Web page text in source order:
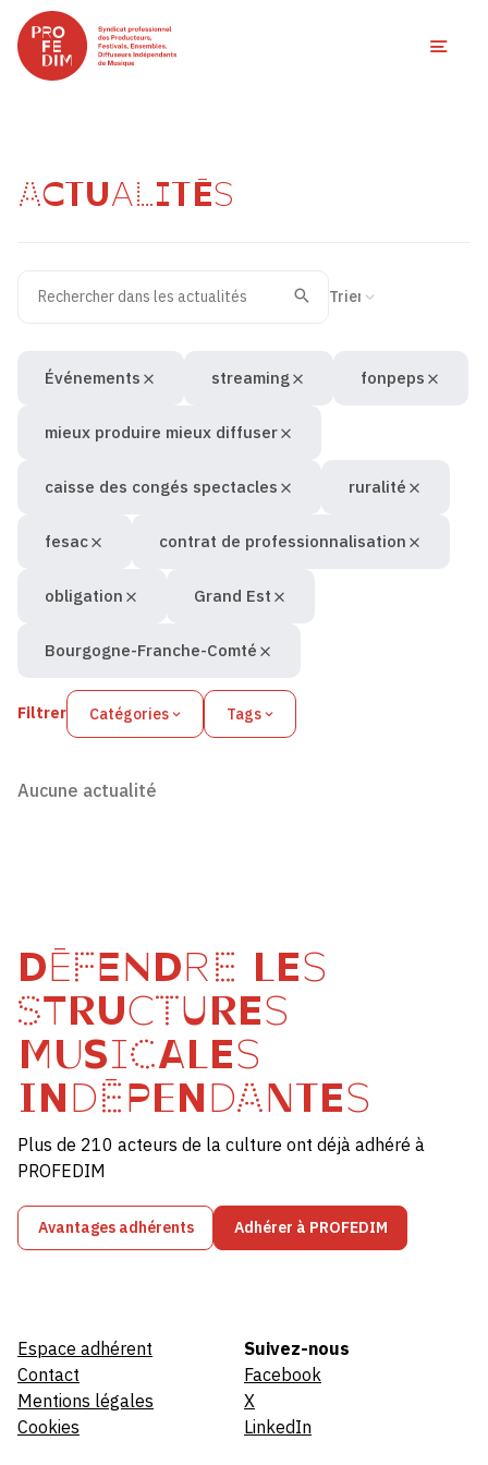
ACTUALITÉS
Recherche
Valider
Filtrer Catégories Tags
Événements streaming fonpeps
mieux produire mieux diffuser
caisse des congés spectacles ruralité
fesac contrat de professionnalisation
obligation Grand Est
Bourgogne-Franche-Comté
Aucune actualité
DÉFENDRE LES
STRUCTURES
MUSICALES
INDÉPENDANTES
Plus de 210 acteurs de la culture ont déjà adhéré à
PROFEDIM
Avantages adhérents Adhérer à PROFEDIM
Espace adhérent
Contact
Mentions légales
Cookies
Suivez-nous
Facebook
X
LinkedIn